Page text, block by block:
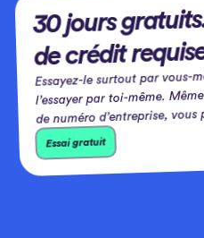
30 jours
de crédit
Essayez-le surtout par vous-
l’essayer par toi-même.
de numéro d’entreprise,
Essai gratuit